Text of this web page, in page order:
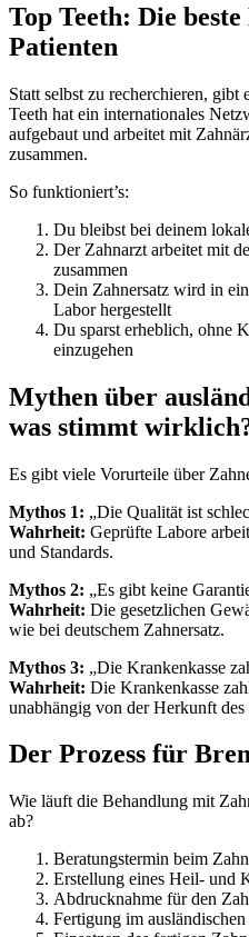
Top Teeth: Die
Patienten
Statt selbst zu recherchieren, gibt
Teeth hat ein internationales
aufgebaut und arbeitet mit
zusammen.
So funktioniert’s:
Du bleibst bei deinem
Der Zahnarzt arbeitet mit
zusammen
Dein Zahnersatz wird in
Labor hergestellt
Du sparst erheblich, ohne
einzugehen
Mythen über
was stimmt
Es gibt viele Vorurteile über
Mythos 1: „Die Qualität ist
Wahrheit: Geprüfte Labore
und Standards.
Mythos 2: „Es gibt keine
Wahrheit: Die gesetzlichen
wie bei deutschem Zahnersatz.
Mythos 3: „Die Krankenkasse
Wahrheit: Die Krankenkasse
unabhängig von der Herkunft des
Der Prozess für
Wie läuft die Behandlung mit
ab?
Beratungstermin beim
Erstellung eines Heil- und
Abdrucknahme für den
Fertigung im